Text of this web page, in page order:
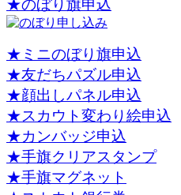
★のぼり旗申込
★ミニのぼり旗申込
★友だちパズル申込
★顔出しパネル申込
★スカウト変わり絵申込
★カンバッジ申込
★手旗クリアスタンプ
★手旗マグネット